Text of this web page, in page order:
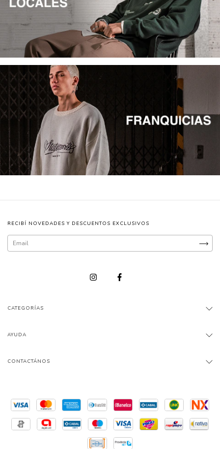
RECIBÍ NOVEDADES Y DESCUENTOS EXCLUSIVOS
CATEGORÍAS
AYUDA
CONTACTÁNOS